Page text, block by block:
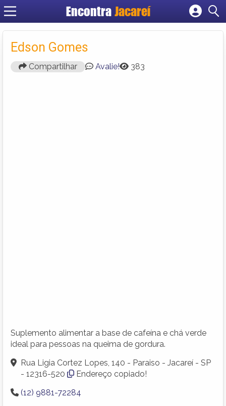
Encontra Jacareí
Cadastrar empresa
Edson Gomes
Compartilhar Avalie! 383
Suplemento alimentar a base de cafeína e chá verde
ideal para pessoas na queima de gordura.
Rua Ligia Cortez Lopes, 140 - Paraiso - Jacareí - SP
- 12316-520
Endereço copiado!
(12) 9881-72284